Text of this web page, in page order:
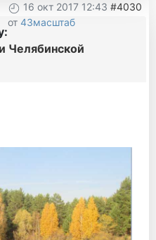
16 окт 2017 12:43 #4030
от 43масштаб
Челябинской